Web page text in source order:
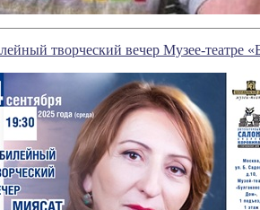
творческий вечер Музее-театре